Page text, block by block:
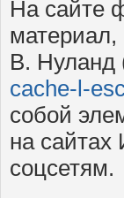
На сайте
В. Нуланд
cache-l-
собой
на
соцсетям.